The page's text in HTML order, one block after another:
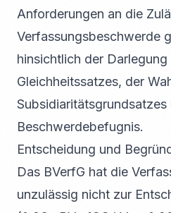
Anforderungen an die
Verfassungsbeschwerde
hinsichtlich der
Gleichheitssatzes, der
Subsidiaritätsgrundsatzes
Beschwerdebefugnis.
Entscheidung und
Das BVerfG hat die
unzulässig nicht zur